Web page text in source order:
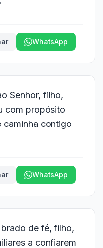
WhatsApp
Senhor, filho,
com propósito
caminha contigo
WhatsApp
de fé, filho,
a confiarem